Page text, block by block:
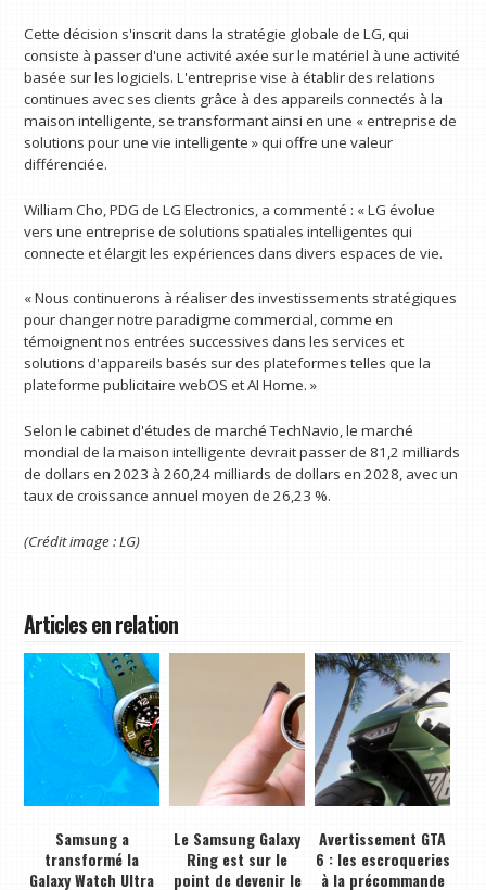
Cette décision s'inscrit dans la stratégie globale de LG, qui
consiste à passer d'une activité axée sur le matériel à une activité
basée sur les logiciels. L'entreprise vise à établir des relations
continues avec ses clients grâce à des appareils connectés à la
maison intelligente, se transformant ainsi en une « entreprise de
solutions pour une vie intelligente » qui offre une valeur
différenciée.
William Cho, PDG de LG Electronics, a commenté : « LG évolue
vers une entreprise de solutions spatiales intelligentes qui
connecte et élargit les expériences dans divers espaces de vie.
« Nous continuerons à réaliser des investissements stratégiques
pour changer notre paradigme commercial, comme en
témoignent nos entrées successives dans les services et
solutions d'appareils basés sur des plateformes telles que la
plateforme publicitaire webOS et AI Home. »
Selon le cabinet d'études de marché TechNavio, le marché
mondial de la maison intelligente devrait passer de 81,2 milliards
de dollars en 2023 à 260,24 milliards de dollars en 2028, avec un
taux de croissance annuel moyen de 26,23 %.
(Crédit image : LG)
Articles en relation
Samsung a
transformé la
Galaxy Watch Ultra
Le Samsung Galaxy
Ring est sur le
point de devenir le
Avertissement GTA
6 : les escroqueries
à la précommande